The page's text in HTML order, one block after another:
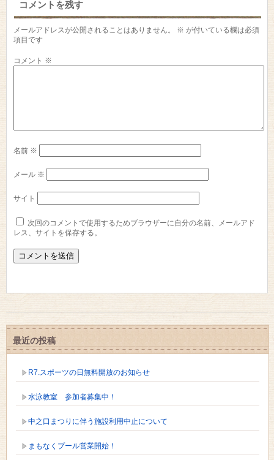
コメントを残す
メールアドレスが公開されることはありません。 ※ が付いている欄は必須
項目です
コメント ※
名前 ※
メール ※
サイト
次回のコメントで使用するためブラウザーに自分の名前、メールアド
レス、サイトを保存する。
最近の投稿
R7.スポーツの日無料開放のお知らせ
水泳教室 参加者募集中！
中之口まつりに伴う施設利用中止について
まもなくプール営業開始！